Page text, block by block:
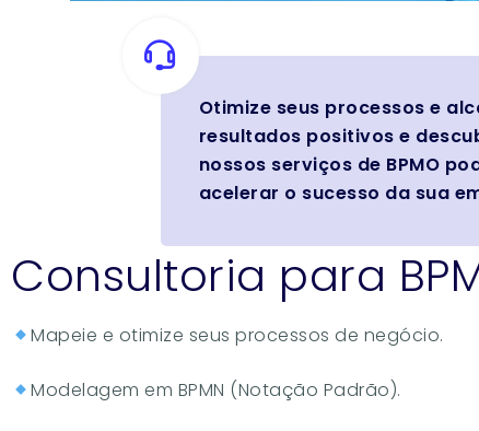
Otimize seus processos e
resultados positivos e
nossos serviços de BPMO
acelerar o sucesso da sua
Consultoria para
Mapeie e otimize seus processos de negócio.
Modelagem em BPMN (Notação Padrão).